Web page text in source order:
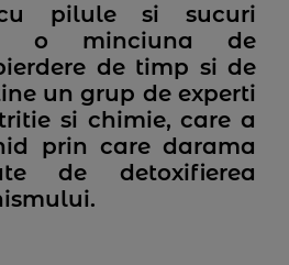
cu pilule si sucuri
o minciuna de
de timp si de
un grup de experti
si chimie, care a
prin care darama
de detoxifierea